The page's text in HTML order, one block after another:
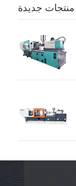
منتجات جديدة